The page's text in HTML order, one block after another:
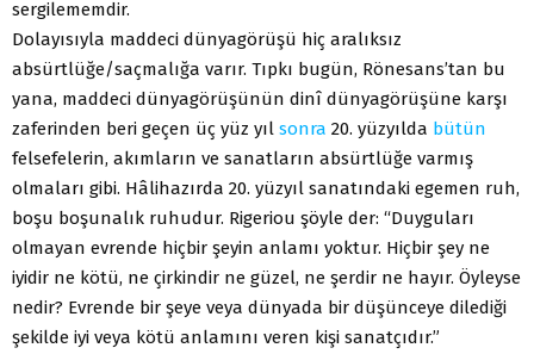
sergilememdir.
Dolayısıyla maddeci dünyagörüşü hiç aralıksız
absürtlüğe/saçmalığa varır. Tıpkı bugün, Rönesans’tan bu
yana, maddeci dünyagörüşünün dinî dünyagörüşüne karşı
zaferinden beri geçen üç yüz yıl sonra 20. yüzyılda bütün
felsefelerin, akımların ve sanatların absürtlüğe varmış
olmaları gibi. Hâlihazırda 20. yüzyıl sanatındaki egemen ruh,
boşu boşunalık ruhudur. Rigeriou şöyle der: “Duyguları
olmayan evrende hiçbir şeyin anlamı yoktur. Hiçbir şey ne
iyidir ne kötü, ne çirkindir ne güzel, ne şerdir ne hayır. Öyleyse
nedir? Evrende bir şeye veya dünyada bir düşünceye dilediği
şekilde iyi veya kötü anlamını veren kişi sanatçıdır.”